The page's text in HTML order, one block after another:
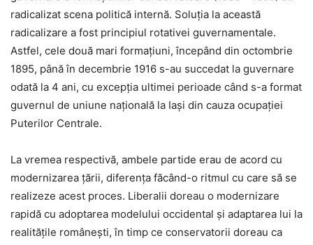
radicalizat scena politică internă. Soluţia la această
radicalizare a fost principiul rotativei guvernamentale.
Astfel, cele două mari formaţiuni, începând din octombrie
1895, până în decembrie 1916 s-au succedat la guvernare
odată la 4 ani, cu excepţia ultimei perioade când s-a format
guvernul de uniune naţională la Iaşi din cauza ocupaţiei
Puterilor Centrale.
La vremea respectivă, ambele partide erau de acord cu
modernizarea ţării, diferenţa făcând-o ritmul cu care să se
realizeze acest proces. Liberalii doreau o modernizare
rapidă cu adoptarea modelului occidental şi adaptarea lui la
realităţile româneşti, în timp ce conservatorii doreau ca